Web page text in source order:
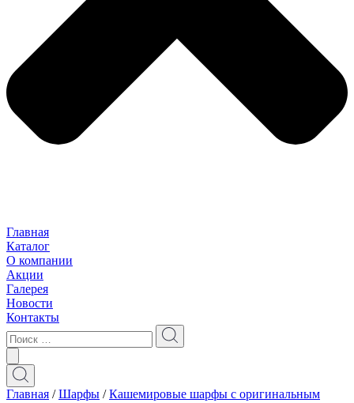
Главная
Каталог
О компании
Акции
Галерея
Новости
Контакты
Главная /Шарфы /Кашемировые шарфы с оригинальным